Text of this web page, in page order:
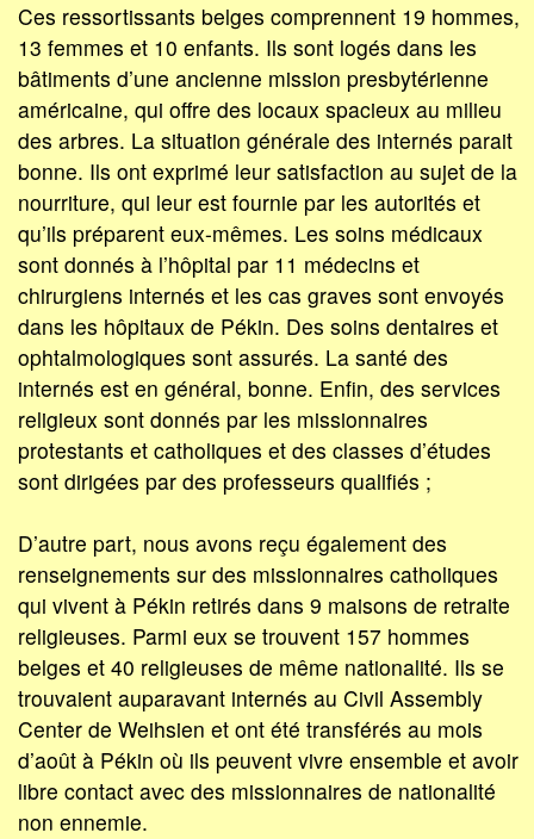
Ces ressortissants belges comprennent 19 hommes,
13 femmes et 10 enfants. Ils sont logés dans les
bâtiments d’une ancienne mission presbytérienne
américaine, qui offre des locaux spacieux au milieu
des arbres. La situation générale des internés parait
bonne. Ils ont exprimé leur satisfaction au sujet de la
nourriture, qui leur est fournie par les autorités et
qu’ils préparent eux-mêmes. Les soins médicaux
sont donnés à l’hôpital par 11 médecins et
chirurgiens internés et les cas graves sont envoyés
dans les hôpitaux de Pékin. Des soins dentaires et
ophtalmologiques sont assurés. La santé des
internés est en général, bonne. Enfin, des services
religieux sont donnés par les missionnaires
protestants et catholiques et des classes d’études
sont dirigées par des professeurs qualifiés ;
D’autre part, nous avons reçu également des
renseignements sur des missionnaires catholiques
qui vivent à Pékin retirés dans 9 maisons de retraite
religieuses. Parmi eux se trouvent 157 hommes
belges et 40 religieuses de même nationalité. Ils se
trouvaient auparavant internés au Civil Assembly
Center de Weihsien et ont été transférés au mois
d’août à Pékin où ils peuvent vivre ensemble et avoir
libre contact avec des missionnaires de nationalité
non ennemie.